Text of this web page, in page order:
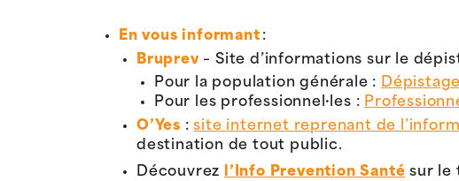
En vous informant :
Bruprev– Site d’informations sur le
Pour la population générale :
Pour les professionnel·les :
O’Yes :site internet reprenant de
destination de tout public.
Découvrez l’Info Prevention Santé sur le